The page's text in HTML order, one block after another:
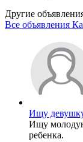
Другие
Все объявления
Ищу
Ищу
ребенка.